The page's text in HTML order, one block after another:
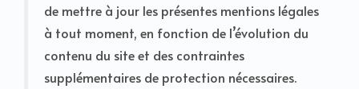
de mettre à jour les présentes mentions légales
à tout moment, en fonction de l’évolution du
contenu du site et des contraintes
supplémentaires de protection nécessaires.